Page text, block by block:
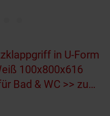
in U-Form
100x800x616
Bad & WC >> zum